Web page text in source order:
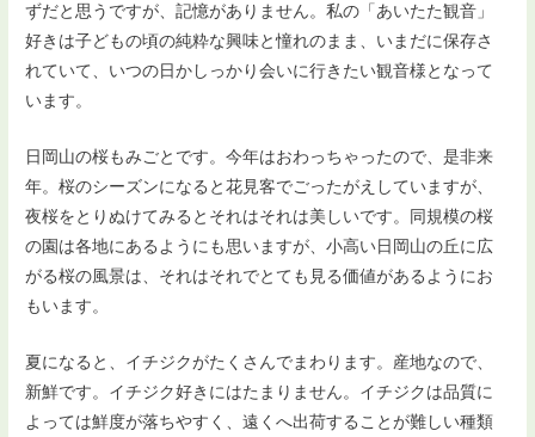
ずだと思うですが、記憶がありません。私の「あいたた観音」
好きは子どもの頃の純粋な興味と憧れのまま、いまだに保存さ
れていて、いつの日かしっかり会いに行きたい観音様となって
います。
日岡山の桜もみごとです。今年はおわっちゃったので、是非来
年。桜のシーズンになると花見客でごったがえしていますが、
夜桜をとりぬけてみるとそれはそれは美しいです。同規模の桜
の園は各地にあるようにも思いますが、小高い日岡山の丘に広
がる桜の風景は、それはそれでとても見る価値があるようにお
もいます。
夏になると、イチジクがたくさんでまわります。産地なので、
新鮮です。イチジク好きにはたまりません。イチジクは品質に
よっては鮮度が落ちやすく、遠くへ出荷することが難しい種類